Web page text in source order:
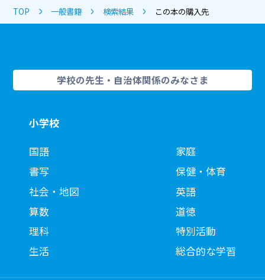
TOP 一般書籍 検索結果 この本の購入先
学校の先生・自治体関係のみなさま
小学校
国語
書写
社会・地図
算数
理科
生活
家庭
保健・体育
英語
道徳
特別活動
総合的な学習